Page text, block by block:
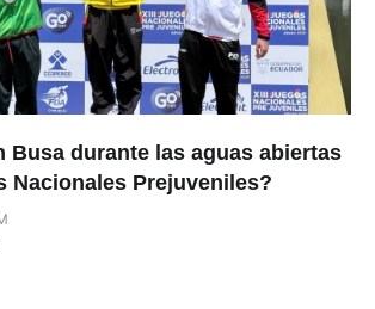
Busa durante las aguas abiertas
Nacionales Prejuveniles?